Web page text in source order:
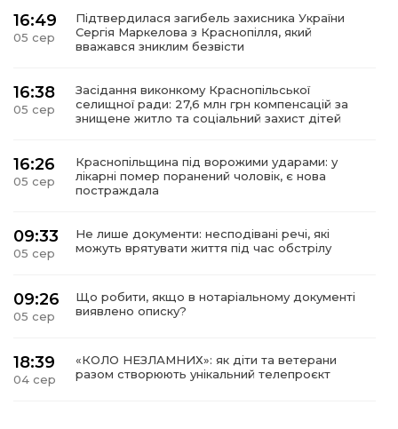
16:49
05 сер
Підтвердилася загибель захисника України
Сергія Маркелова з Краснопілля, який
вважався зниклим безвісти
16:38
05 сер
Засідання виконкому Краснопільської
селищної ради: 27,6 млн грн компенсацій за
знищене житло та соціальний захист дітей
16:26
05 сер
Краснопільщина під ворожими ударами: у
лікарні помер поранений чоловік, є нова
постраждала
09:33
05 сер
Не лише документи: несподівані речі, які
можуть врятувати життя під час обстрілу
09:26
05 сер
Що робити, якщо в нотаріальному документі
виявлено описку?
18:39
04 сер
«КОЛО НЕЗЛАМНИХ»: як діти та ветерани
разом створюють унікальний телепроєкт